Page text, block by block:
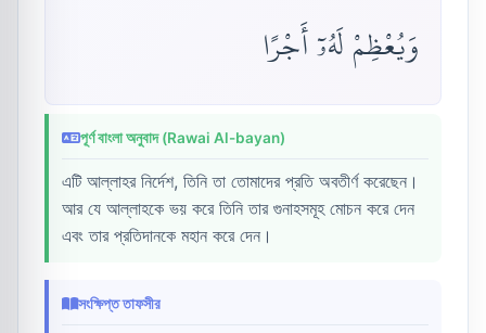
وَيُعْظِمْ لَهُۥٓ أَجْرًا
পূর্ণ বাংলা অনুবাদ (Rawai Al-bayan)
এটি আল্লাহর নির্দেশ, তিনি তা তোমাদের প্রতি অবতীর্ণ করেছেন।
আর যে আল্লাহকে ভয় করে তিনি তার গুনাহসমূহ মোচন করে দেন
এবং তার প্রতিদানকে মহান করে দেন।
সংক্ষিপ্ত তাফসীর